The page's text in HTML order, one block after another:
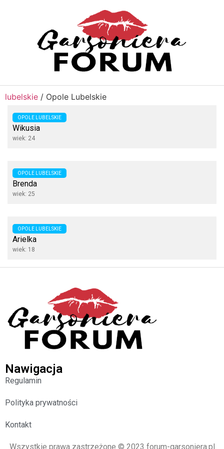
lubelskie / Opole Lubelskie
OPOLE LUBELSKIE
Wikusia
wiek: 24
OPOLE LUBELSKIE
Brenda
wiek: 25
OPOLE LUBELSKIE
Arielka
wiek: 18
Nawigacja
Regulamin
Polityka prywatności
Kontakt
Wszystkie prawa zastrzeżone © 2023 forum-garsoniera.pl